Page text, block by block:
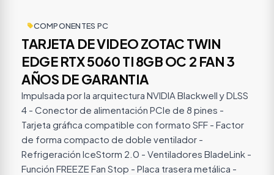
COMPONENTES PC
TARJETA DE VIDEO ZOTAC TWIN
EDGE RTX 5060 TI 8GB OC 2 FAN 3
AÑOS DE GARANTIA
Impulsada por la arquitectura NVIDIA Blackwell y DLSS
4 - Conector de alimentación PCIe de 8 pines -
Tarjeta gráfica compatible con formato SFF - Factor
de forma compacto de doble ventilador -
Refrigeración IceStorm 2.0 - Ventiladores BladeLink -
Función FREEZE Fan Stop - Placa trasera metálica -